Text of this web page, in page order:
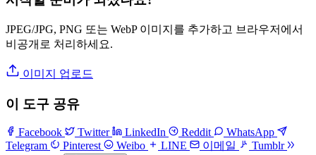
JPEG/JPG, PNG 또는 WebP 이미지를 추가하고 브라우저에서
비공개로 처리하세요.
이미지 업로드
이 도구 공유
Facebook Twitter LinkedIn Reddit
WhatsApp
Telegram
Pinterest Weibo LINE 이메일
Tumblr